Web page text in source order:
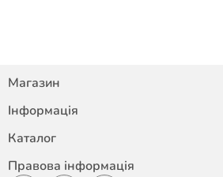
Магазин
Інформація
Каталог
Правова інформація